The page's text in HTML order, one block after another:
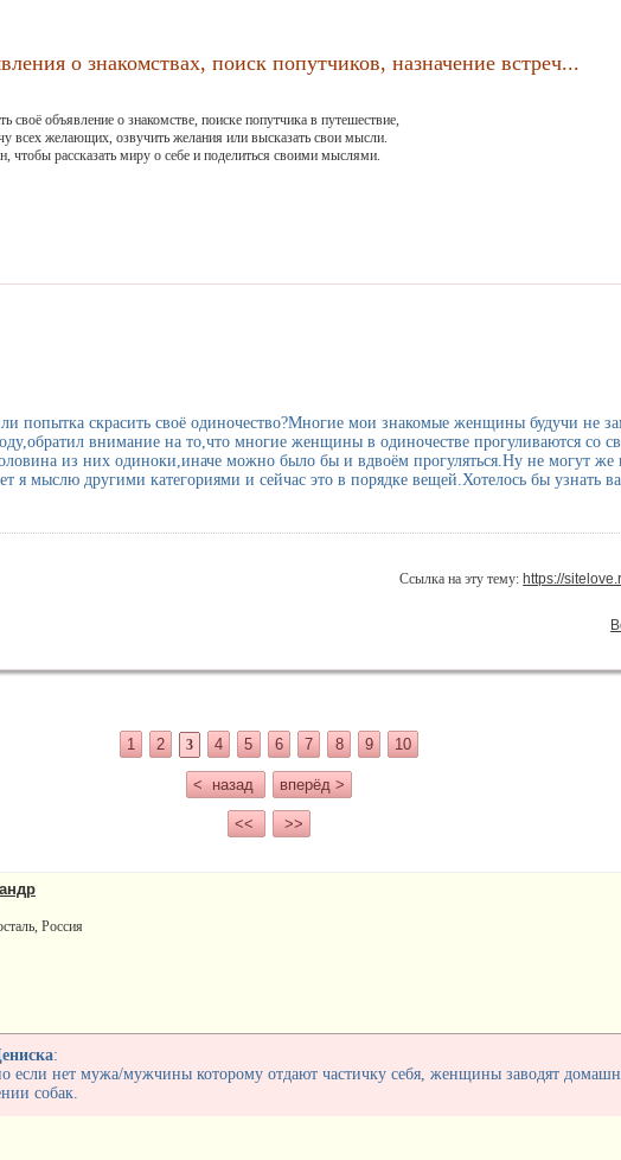
о знакомствах, поиск попутчиков, назначение встреч...
своё объявление о знакомстве, поиске попутчика в путешествие,
всех желающих, озвучить желания или высказать свои мысли.
чтобы рассказать миру о себе и поделиться своими мыслями.
попытка скрасить своё одиночество?Многие мои знакомые женщины будучи не
внимание на то,что многие женщины в одиночестве прогуливаются со
из них одиноки,иначе можно было бы и вдвоём прогуляться.Ну не могут же
я мыслю другими категориями и сейчас это в порядке вещей.Хотелось бы узнать
Ссылка на эту тему: https://
1 2 3 4 5 6 7 8 9 10
< назад вперёд >
<< >>
Россия
:
если нет мужа/мужчины которому отдают частичку себя, женщины заводят
собак.